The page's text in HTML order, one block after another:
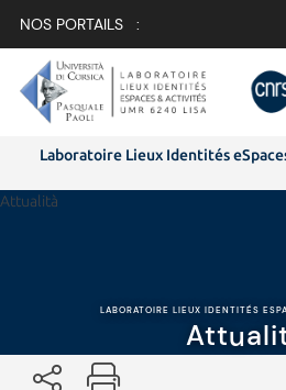
NOS PORTAILS :
Laboratoire Lieux Identités
Attualità
LABORATOIRE LIEUX IDENTITÉS